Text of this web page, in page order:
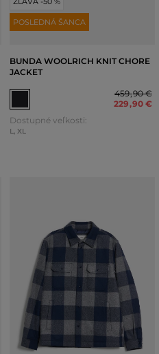
POSLEDNÁ ŠANCA
BUNDA WOOLRICH KNIT CHORE
JACKET
459,90 €
229,90 €
Dostupné veľkosti:
L, XL